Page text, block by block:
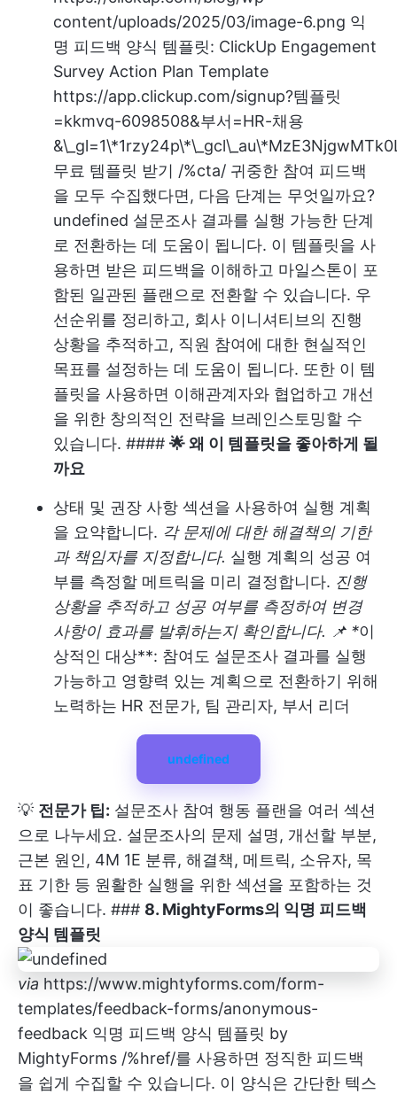
content/uploads/2025/03/image-6.png 익
명 피드백 양식 템플릿: ClickUp Engagement
Survey Action Plan Template
https://app.clickup.com/signup?템플릿
=kkmvq-6098508&부서=HR-채용
무료 템플릿 받기 /%cta/ 귀중한 참여 피드백
을 모두 수집했다면, 다음 단계는 무엇일까요?
undefined 설문조사 결과를 실행 가능한 단계
로 전환하는 데 도움이 됩니다. 이 템플릿을 사
용하면 받은 피드백을 이해하고 마일스톤이 포
함된 일관된 플랜으로 전환할 수 있습니다. 우
선순위를 정리하고, 회사 이니셔티브의 진행
상황을 추적하고, 직원 참여에 대한 현실적인
목표를 설정하는 데 도움이 됩니다. 또한 이 템
플릿을 사용하면 이해관계자와 협업하고 개선
을 위한 창의적인 전략을 브레인스토밍할 수
있습니다. #### 🌟 왜 이 템플릿을 좋아하게 될
까요
상태 및 권장 사항 섹션을 사용하여 실행 계획
을 요약합니다. 각 문제에 대한 해결책의 기한
과 책임자를 지정합니다. 실행 계획의 성공 여
부를 측정할 메트릭을 미리 결정합니다. 진행
상황을 추적하고 성공 여부를 측정하여 변경
사항이 효과를 발휘하는지 확인합니다. 📌 *이
상적인 대상**: 참여도 설문조사 결과를 실행
가능하고 영향력 있는 계획으로 전환하기 위해
노력하는 HR 전문가, 팀 관리자, 부서 리더
undefined
💡 전문가 팁: 설문조사 참여 행동 플랜을 여러 섹션
으로 나누세요. 설문조사의 문제 설명, 개선할 부분,
근본 원인, 4M 1E 분류, 해결책, 메트릭, 소유자, 목
표 기한 등 원활한 실행을 위한 섹션을 포함하는 것
이 좋습니다. ### 8. MightyForms의 익명 피드백
양식 템플릿
via https://www.mightyforms.com/form-
templates/feedback-forms/anonymous-
feedback 익명 피드백 양식 템플릿 by
MightyForms /%href/를 사용하면 정직한 피드백
을 쉽게 수집할 수 있습니다. 이 양식은 간단한 텍스